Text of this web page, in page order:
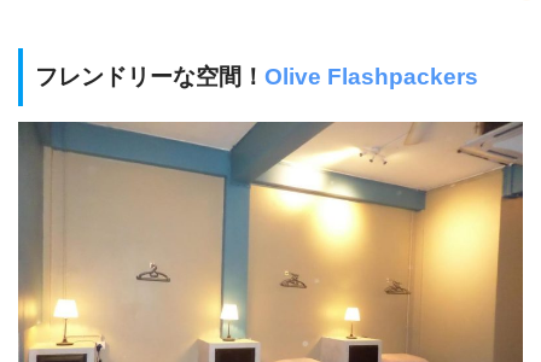
フレンドリーな空間！ Olive Flashpackers